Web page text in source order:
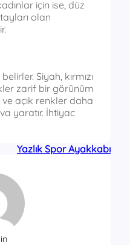
için ise, düz
olan
Siyah, kırmızı
zarif bir görünüm
açık renkler daha
yaratır. İhtiyac
Yazlık Spor Ayakkabı